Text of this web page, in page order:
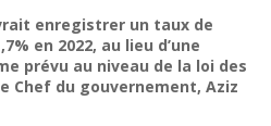
enregistrer un taux de
en 2022, au lieu d’une
prévu au niveau de la loi des
Chef du gouvernement, Aziz